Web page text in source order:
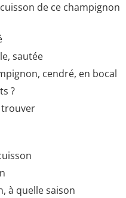
de ce champignon
sautée
cendré, en bocal
?
trouver
à quelle saison